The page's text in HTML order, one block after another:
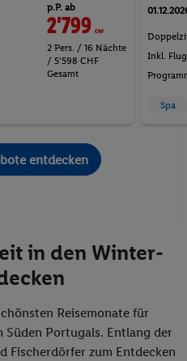
p.P. ab
2'799CHF
2 Pers. / 16 Nächte
/ 5'598 CHF
Gesamt
Inkl.
Spa
entdecken
in den Winter-
Reisemonate für
Süden Portugals. Entlang der
Fischerdörfer zum Entdecken